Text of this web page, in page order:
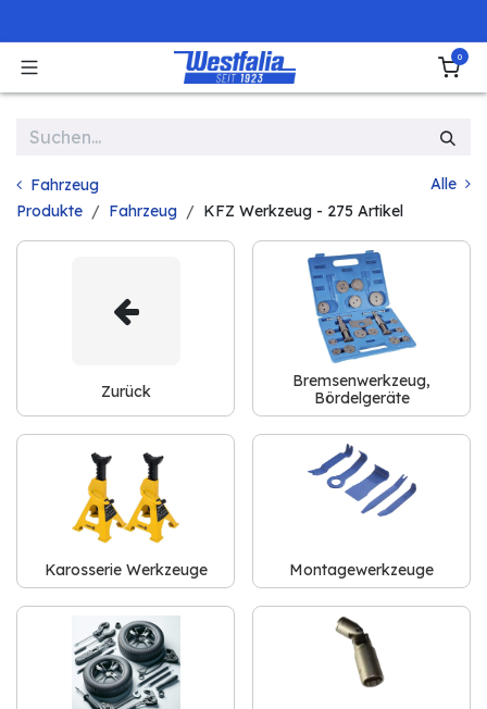
0
Fahrzeug
Alle
Produkte
Fahrzeug KFZ Werkzeug - 275 Artikel
Zurück
Bremsenwerkzeug,
Bördelgeräte
Karosserie Werkzeuge Montagewerkzeuge